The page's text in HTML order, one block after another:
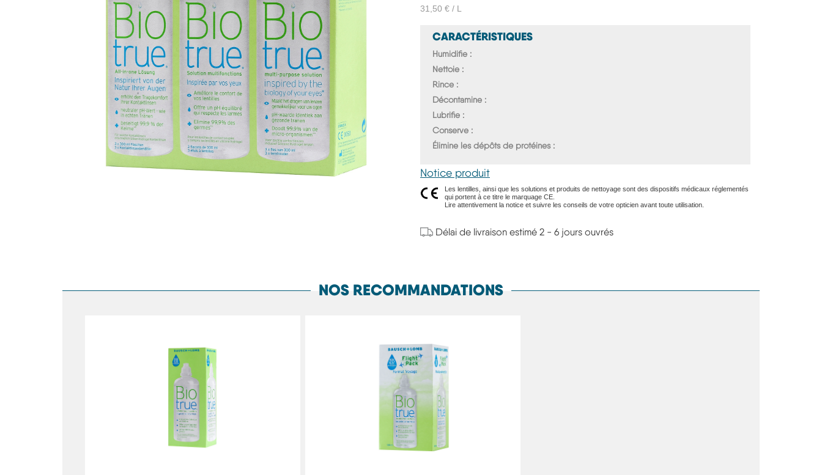
31,50 € / L
CARACTÉRISTIQUES
Humidifie
Nettoie
Rince
Décontamine
Lubrifie
Conserve
Élimine les dépôts de protéines
Notice produit
Les lentilles, ainsi que les solutions et produits de nettoyage sont des dispositifs médicaux réglementés
qui portent à ce titre le marquage CE.
Lire attentivement la notice et suivre les conseils de votre opticien avant toute utilisation.
Délai de livraison estimé 2 - 6 jours ouvrés
NOS RECOMMANDATIONS